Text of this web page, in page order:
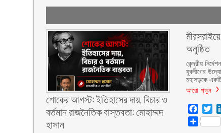
শোকের আগস্ট: ইতিহাসের দায়, বিচার ও
বর্তমান রাজনৈতিক বাস্তবতা: মোহাম্মদ
হাসান
অনুষ্ঠিত
কেন্দ্রীয়
যুবলীগের
মহাসড়কে
আরো পড়ুন
Share